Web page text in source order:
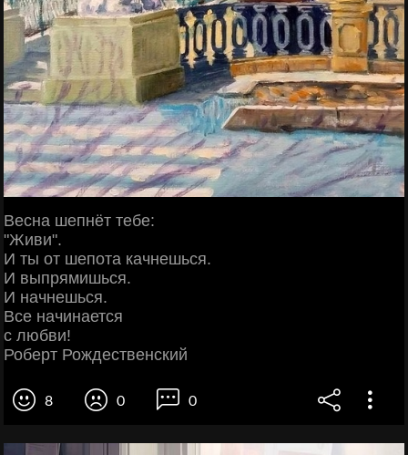
Весна шепнёт тебе:
"Живи".
И ты от шепота качнешься.
И выпрямишься.
И начнешься.
Все начинается
с любви!
Роберт Рождественский
8 0 0